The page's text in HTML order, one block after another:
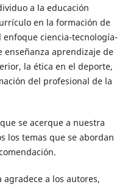
a la educación
en la formación de
ciencia-tecnología-
enseñanza aprendizaje de
la ética en el deporte,
del profesional de la
se acerque a nuestra
los temas que se abordan
a los autores,